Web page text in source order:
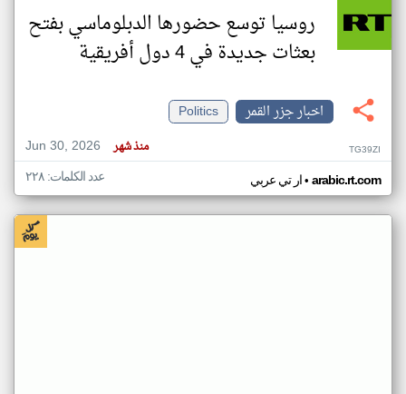
روسيا توسع حضورها الدبلوماسي بفتح
بعثات جديدة في 4 دول أفريقية
اخبار جزر القمر
Politics
Jun 30, 2026
منذ شهر TG39ZI
ار تي عربي• arabic.rt.com عدد الكلمات: ٢٢٨